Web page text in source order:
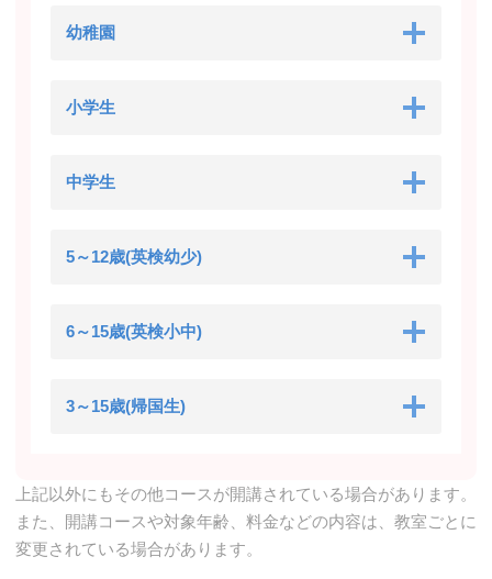
幼稚園
小学生
中学生
5～12歳(英検幼少)
6～15歳(英検小中)
3～15歳(帰国生)
上記以外にもその他コースが開講されている場合があります。
また、開講コースや対象年齢、料金などの内容は、教室ごとに
変更されている場合があります。